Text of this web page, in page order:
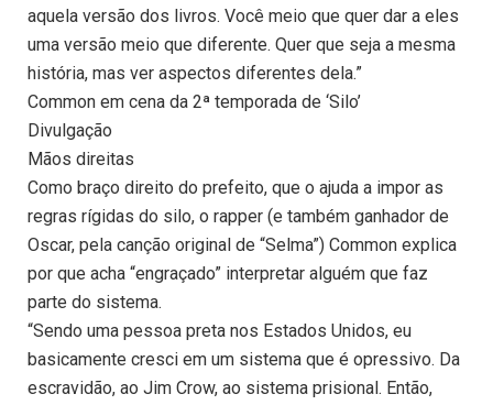
aquela versão dos livros. Você meio que quer dar a eles
uma versão meio que diferente. Quer que seja a mesma
história, mas ver aspectos diferentes dela.”
Common em cena da 2ª temporada de ‘Silo’
Divulgação
Mãos direitas
Como braço direito do prefeito, que o ajuda a impor as
regras rígidas do silo, o rapper (e também ganhador de
Oscar, pela canção original de “Selma”) Common explica
por que acha “engraçado” interpretar alguém que faz
parte do sistema.
“Sendo uma pessoa preta nos Estados Unidos, eu
basicamente cresci em um sistema que é opressivo. Da
escravidão, ao Jim Crow, ao sistema prisional. Então,